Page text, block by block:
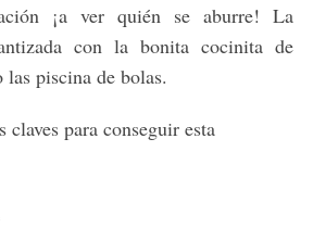
¡a ver quién se aburre! La
con la bonita cocinita de
piscina de bolas.
claves para conseguir esta